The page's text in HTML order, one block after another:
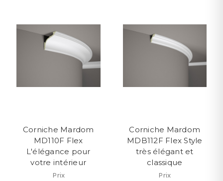
Corniche Mardom
MD110F Flex
L'élégance pour
votre intérieur
Prix
Corniche Mardom
MDB112F Flex Style
très élégant et
classique
Prix